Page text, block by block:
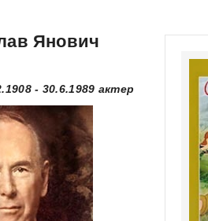
Янович
- 30.6.1989 актер